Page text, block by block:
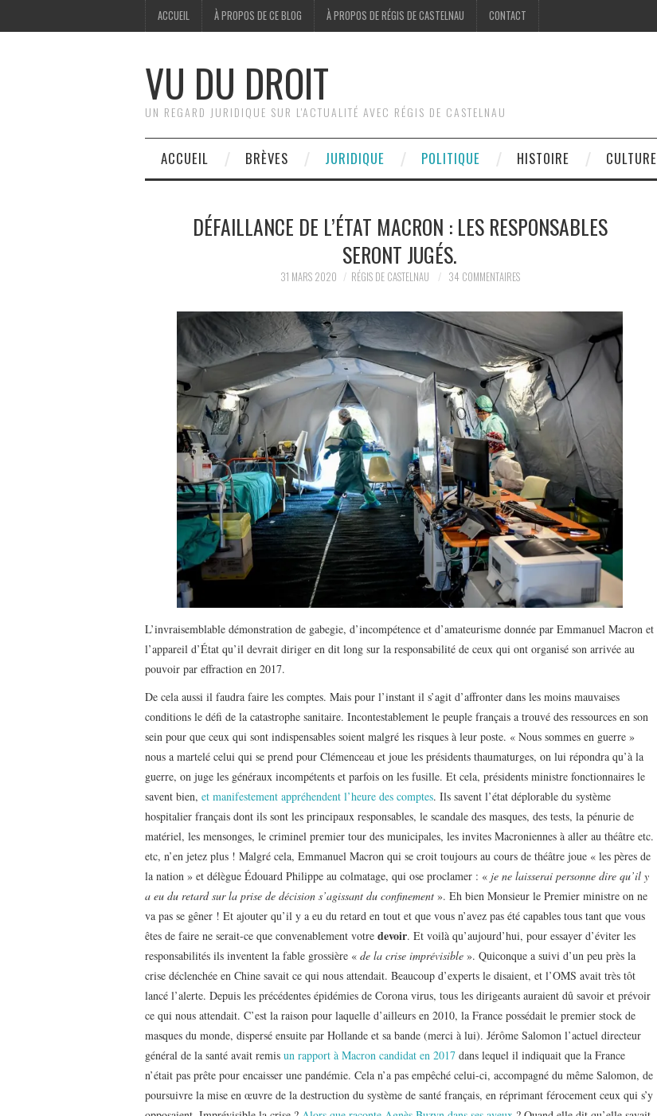
ACCUEIL À PROPOS DE CE BLOG À PROPOS DE RÉGIS DE CASTELNAU CONTACT
VU DU DROIT
UN REGARD JURIDIQUE SUR L'ACTUALITÉ AVEC RÉGIS DE CASTELNAU
ACCUEIL BRÈVES JURIDIQUE POLITIQUE HISTOIRE CULTURE
DÉFAILLANCE DE L’ÉTAT MACRON : LES RESPONSABLES
SERONT JUGÉS.
31 MARS 2020 RÉGIS DE CASTELNAU 34 COMMENTAIRES
L’invraisemblable démonstration de gabegie, d’incompétence et d’amateurisme donnée par Emmanuel Macron et
l’appareil d’État qu’il devrait diriger en dit long sur la responsabilité de ceux qui ont organisé son arrivée au
pouvoir par effraction en 2017.
De cela aussi il faudra faire les comptes. Mais pour l’instant il s’agit d’affronter dans les moins mauvaises
conditions le défi de la catastrophe sanitaire. Incontestablement le peuple français a trouvé des ressources en son
sein pour que ceux qui sont indispensables soient malgré les risques à leur poste. « Nous sommes en guerre »
nous a martelé celui qui se prend pour Clémenceau et joue les présidents thaumaturges, on lui répondra qu’à la
guerre, on juge les généraux incompétents et parfois on les fusille. Et cela, présidents ministre fonctionnaires le
savent bien, et manifestement appréhendent l’heure des comptes. Ils savent l’état déplorable du système
hospitalier français dont ils sont les principaux responsables, le scandale des masques, des tests, la pénurie de
matériel, les mensonges, le criminel premier tour des municipales, les invites Macroniennes à aller au théâtre etc.
etc, n’en jetez plus ! Malgré cela, Emmanuel Macron qui se croit toujours au cours de théâtre joue « les pères de
la nation » et délègue Édouard Philippe au colmatage, qui ose proclamer : « je ne laisserai personne dire qu’il y
a eu du retard sur la prise de décision s’agissant du confinement ». Eh bien Monsieur le Premier ministre on ne
va pas se gêner ! Et ajouter qu’il y a eu du retard en tout et que vous n’avez pas été capables tous tant que vous
êtes de faire ne serait-ce que convenablement votre devoir. Et voilà qu’aujourd’hui, pour essayer d’éviter les
responsabilités ils inventent la fable grossière « de la crise imprévisible ». Quiconque a suivi d’un peu près la
crise déclenchée en Chine savait ce qui nous attendait. Beaucoup d’experts le disaient, et l’OMS avait très tôt
lancé l’alerte. Depuis les précédentes épidémies de Corona virus, tous les dirigeants auraient dû savoir et prévoir
ce qui nous attendait. C’est la raison pour laquelle d’ailleurs en 2010, la France possédait le premier stock de
masques du monde, dispersé ensuite par Hollande et sa bande (merci à lui). Jérôme Salomon l’actuel directeur
général de la santé avait remis un rapport à Macron candidat en 2017 dans lequel il indiquait que la France
n’était pas prête pour encaisser une pandémie. Cela n’a pas empêché celui-ci, accompagné du même Salomon, de
poursuivre la mise en œuvre de la destruction du système de santé français, en réprimant férocement ceux qui s’y